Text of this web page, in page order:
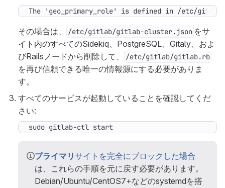
The 'geo_primary_role' is defined in /etc/
その場合は、 /etc/gitlab/gitlab-cluster.json をサ
イト内のすべてのSidekiq、PostgreSQL、Gitaly、およ
びRailsノードから削除して、
/etc/gitlab/gitlab.rb
を再び信頼できる唯一の情報源にする必要がありま
す。
すべてのサービスが起動していることを確認してくだ
さい:
sudo gitlab-ctl start
プライマリサイトを完全にブロックした場合
は、これらの手順を元に戻す必要があります。
Debian/Ubuntu/CentOS7+などのsystemdを搭